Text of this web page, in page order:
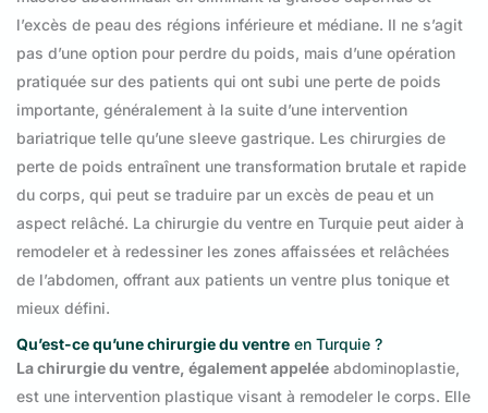
l’excès de peau des régions inférieure et médiane. Il ne s’agit
pas d’une option pour perdre du poids, mais d’une opération
pratiquée sur des patients qui ont subi une perte de poids
importante, généralement à la suite d’une intervention
bariatrique telle qu’une sleeve gastrique. Les chirurgies de
perte de poids entraînent une transformation brutale et rapide
du corps, qui peut se traduire par un excès de peau et un
aspect relâché. La chirurgie du ventre en Turquie peut aider à
remodeler et à redessiner les zones affaissées et relâchées
de l’abdomen, offrant aux patients un ventre plus tonique et
mieux défini.
Qu’est-ce qu’une chirurgie du ventre en Turquie ?
La chirurgie du ventre, également appelée abdominoplastie,
est une intervention plastique visant à remodeler le corps. Elle